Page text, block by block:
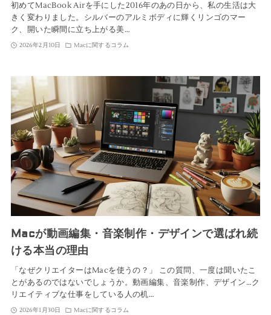
初めてMacBook Airを手にした2016年のあの日から、私の生活は大
きく変わりました。シルバーのアルミボディに輝くリンゴのマー
ク、開いた瞬間に立ち上がる美…
2026年2月10日 Macに関するコラム
Macが動画編集・音楽制作・デザインで選ばれ続
ける本当の理由
「なぜクリエイターはMacを使うの？」 この質問、一度は聞いたこ
とがあるのではないでしょうか。動画編集、音楽制作、デザイン…ク
リエイティブな仕事をしている人の机…
2026年1月30日 Macに関するコラム